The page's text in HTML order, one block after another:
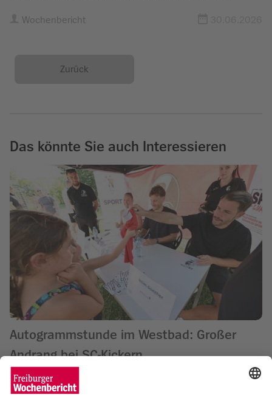
Wochenbericht
Zurück
Das könnte Sie auch Interessieren
Autogrammstunde im Westbad: Großer
Andrang bei SC-Kickern